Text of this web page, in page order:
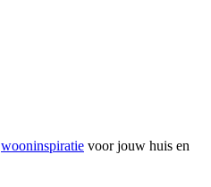
wooninspiratie voor jouw huis en